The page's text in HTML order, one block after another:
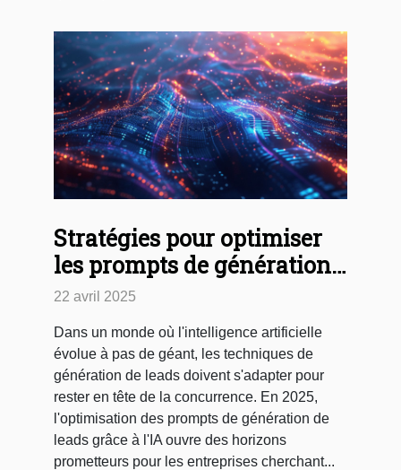
Stratégies pour optimiser
les prompts de génération
de leads avec l'IA en 2025
22 avril 2025
Dans un monde où l'intelligence artificielle
évolue à pas de géant, les techniques de
génération de leads doivent s'adapter pour
rester en tête de la concurrence. En 2025,
l'optimisation des prompts de génération de
leads grâce à l'IA ouvre des horizons
prometteurs pour les entreprises cherchant...